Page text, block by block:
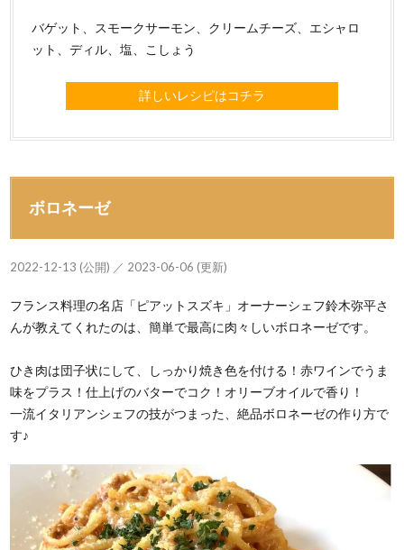
バゲット、スモークサーモン、クリームチーズ、エシャロ
ット、ディル、塩、こしょう
詳しいレシピはコチラ
ボロネーゼ
2022-12-13 (公開) ／ 2023-06-06 (更新)
フランス料理の名店「ピアットスズキ」オーナーシェフ鈴木弥平さ
んが教えてくれたのは、簡単で最高に肉々しいボロネーゼです。
ひき肉は団子状にして、しっかり焼き色を付ける！赤ワインでうま
味をプラス！仕上げのバターでコク！オリーブオイルで香り！
一流イタリアンシェフの技がつまった、絶品ボロネーゼの作り方で
す♪